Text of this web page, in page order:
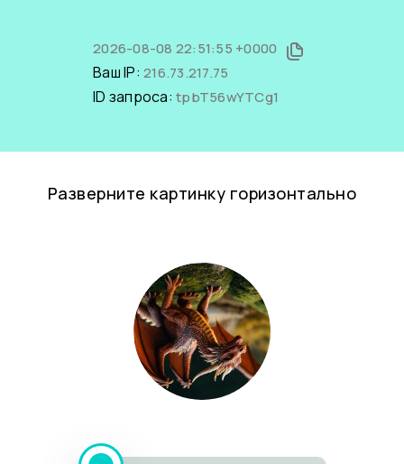
2026-08-08 22:51:55 +0000
Ваш IP: 216.73.217.75
ID запроса: tpbT56wYTCg1
Разверните картинку горизонтально